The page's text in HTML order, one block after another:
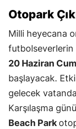
Otopark
Milli heyecana
futbolseverlerin
20 Haziran
başlayacak.
gelecek
Karşılaşma
Beach Park